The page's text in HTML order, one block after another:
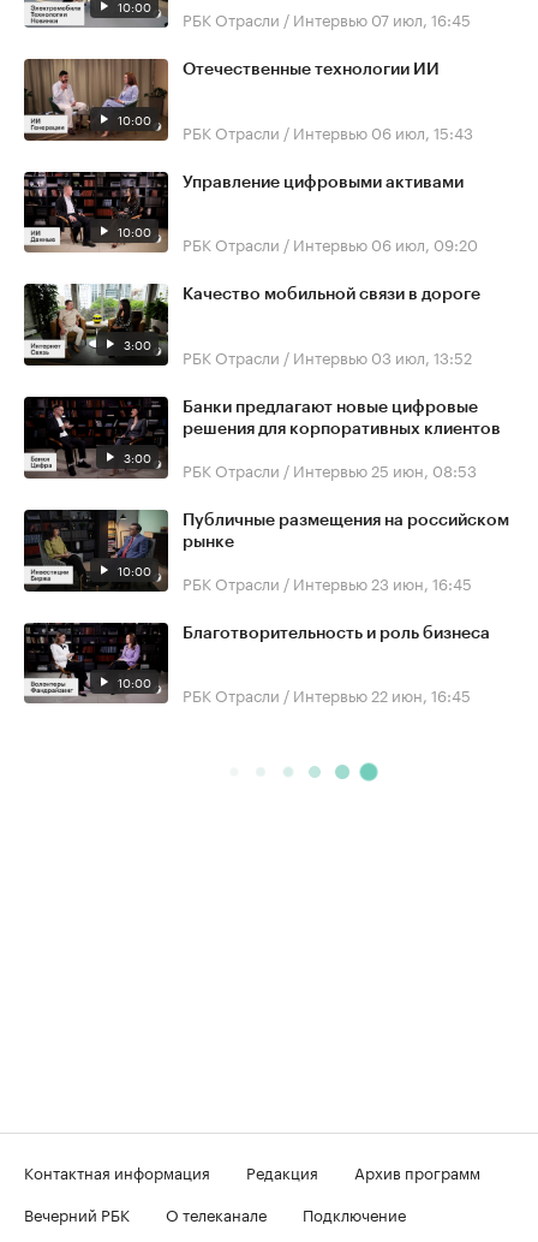
10:00 РБК Отрасли / Интервью 07 июл, 16:45
10:00
Отечественные технологии ИИ
РБК Отрасли / Интервью 06 июл, 15:43
10:00
Управление цифровыми активами
РБК Отрасли / Интервью 06 июл, 09:20
3:00
Качество мобильной связи в дороге
РБК Отрасли / Интервью 03 июл, 13:52
3:00
Банки предлагают новые цифровые
решения для корпоративных клиентов
РБК Отрасли / Интервью 25 июн, 08:53
10:00
Публичные размещения на российском
рынке
РБК Отрасли / Интервью 23 июн, 16:45
10:00
Благотворительность и роль бизнеса
РБК Отрасли / Интервью 22 июн, 16:45
Контактная информация Редакция
Архив программ
Вечерний РБК
О телеканале
Подключение